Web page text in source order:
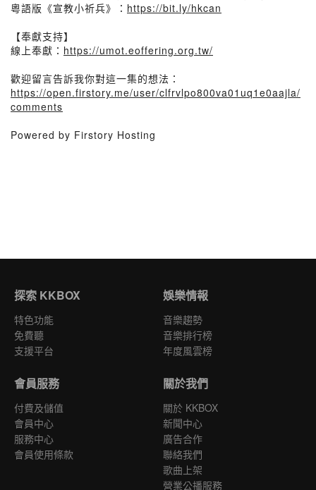
粵語版《宣教小祈兵》： https://bit.ly/hkcan
【奉獻支持】
線上奉獻： https://umot.eoffering.org.tw/
歡迎留言告訴我你對這一集的想法：
https://open.firstory.me/user/clfrvlpo800va01uq1e0aajla/
comments
Powered by Firstory Hosting
探索 KKBOX
特色功能
免費聽
支援平台
娛樂情報
音樂趨勢
音樂排行榜
年度風雲榜
會員服務
付費及儲值
會員中心
服務中心
會員使用條款
關於我們
關於 KKBOX
新聞中心
廣告合作
聯絡我們
歌曲上架
營業公播服務